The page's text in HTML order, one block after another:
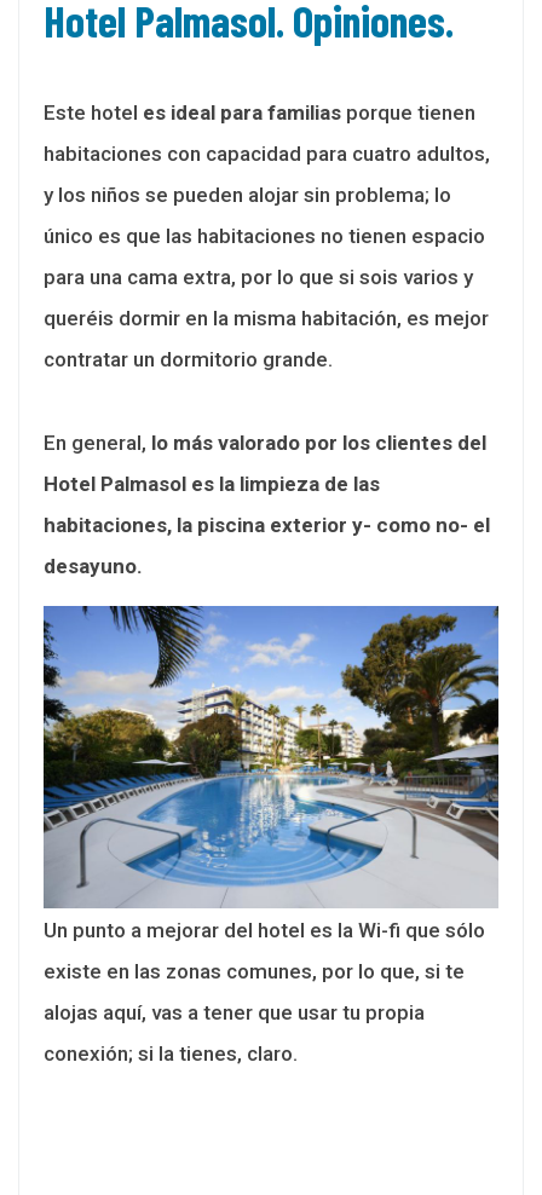
Hotel Palmasol. Opiniones.
Este hotel es ideal para familias porque tienen
habitaciones con capacidad para cuatro adultos,
y los niños se pueden alojar sin problema; lo
único es que las habitaciones no tienen espacio
para una cama extra, por lo que si sois varios y
queréis dormir en la misma habitación, es mejor
contratar un dormitorio grande.
En general, lo más valorado por los clientes del
Hotel Palmasol es la limpieza de las
habitaciones, la piscina exterior y- como no- el
desayuno.
Un punto a mejorar del hotel es la Wi-fi que sólo
existe en las zonas comunes, por lo que, si te
alojas aquí, vas a tener que usar tu propia
conexión; si la tienes, claro.